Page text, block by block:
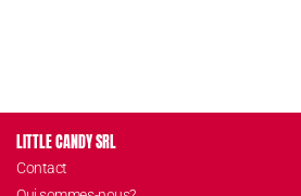
LITTLE CANDY SRL
Contact